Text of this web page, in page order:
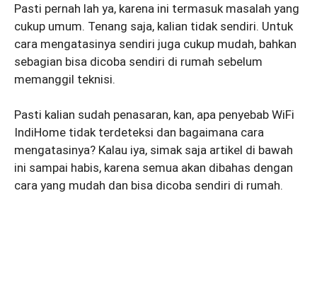
Pasti pernah lah ya, karena ini termasuk masalah yang
cukup umum. Tenang saja, kalian tidak sendiri. Untuk
cara mengatasinya sendiri juga cukup mudah, bahkan
sebagian bisa dicoba sendiri di rumah sebelum
memanggil teknisi.
Pasti kalian sudah penasaran, kan, apa penyebab WiFi
IndiHome tidak terdeteksi dan bagaimana cara
mengatasinya? Kalau iya, simak saja artikel di bawah
ini sampai habis, karena semua akan dibahas dengan
cara yang mudah dan bisa dicoba sendiri di rumah.